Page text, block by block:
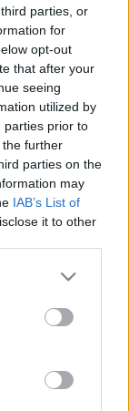
parties, or
for
opt-out
that after your
seeing
utilized by
parties prior to
further
parties on the
may
IAB’s List of
it to other
more Google
may click to
party tags to
below Google